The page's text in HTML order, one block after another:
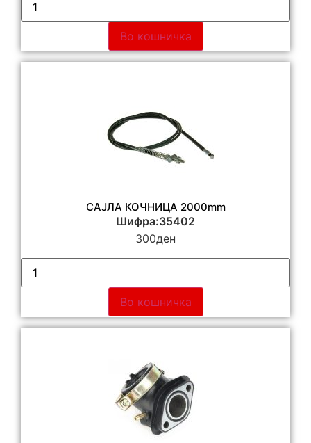
Во кошничка
САЈЛА КОЧНИЦА 2000mm
Шифра:35402
300ден
Во кошничка